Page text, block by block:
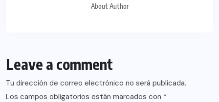
About Author
Leave a comment
Tu dirección de correo electrónico no será publicada.
Los campos obligatorios están marcados con *